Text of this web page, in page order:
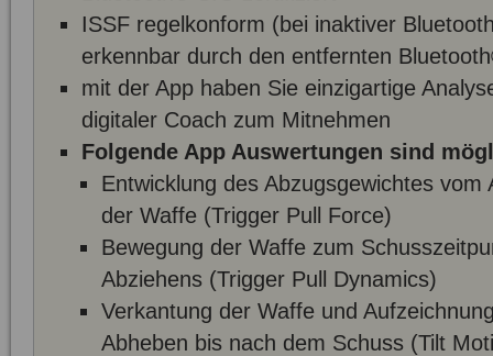
ISSF regelkonform (bei inaktiver
erkennbar durch den entfernten
mit der App haben Sie einzigartige
digitaler Coach zum Mitnehmen
Folgende App Auswertungen sind
Entwicklung des Abzugsgewichtes
der Waffe (Trigger Pull Force)
Bewegung der Waffe zum
Abziehens (Trigger Pull Dynamics)
Verkantung der Waffe und
Abheben bis nach dem Schuss (Tilt